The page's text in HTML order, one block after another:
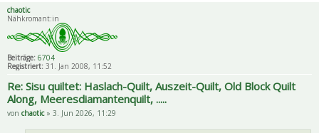
chaotic
Nähkromant:in
Beiträge: 6704
Registriert: 31. Jan 2008, 11:52
Re: Sisu quiltet: Haslach-Quilt, Auszeit-Quilt, Old Block Quilt
Along, Meeresdiamantenquilt, .....
von chaotic» 3. Jun 2026, 11:29